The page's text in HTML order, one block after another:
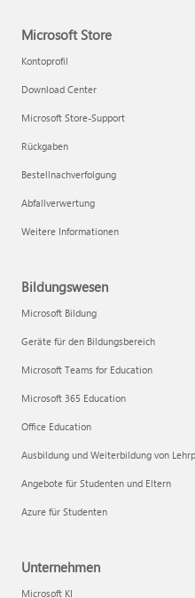
Microsoft Store
Kontoprofil
Download Center
Microsoft Store-Support
Rückgaben
Bestellnachverfolgung
Abfallverwertung
Weitere Informationen
Bildungswesen
Microsoft Bildung
Geräte für den Bildungsbereich
Microsoft Teams for Education
Microsoft 365 Education
Office Education
Ausbildung und Weiterbildung von
Angebote für Studenten und Eltern
Azure für Studenten
Unternehmen
Microsoft KI